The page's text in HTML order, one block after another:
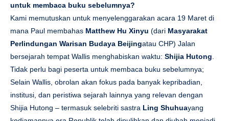
untuk membaca buku sebelumnya?
Kami memutuskan untuk menyelenggarakan acara 19 Maret di
mana Paul membahas Matthew Hu Xinyu (dari Masyarakat
Perlindungan Warisan Budaya Beijingatau CHP) Jalan
bersejarah tempat Wallis menghabiskan waktu: Shijia Hutong
Tidak perlu bagi peserta untuk membaca buku sebelumnya;
Selain Wallis, obrolan akan fokus pada banyak kepribadian,
institusi, dan peristiwa sejarah lainnya yang relevan dengan
Shijia Hutong – termasuk selebriti sastra Ling Shuhuayang